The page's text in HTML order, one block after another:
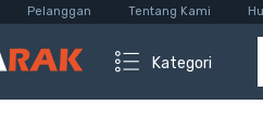
Pelanggan Tentang Kami
Kategori